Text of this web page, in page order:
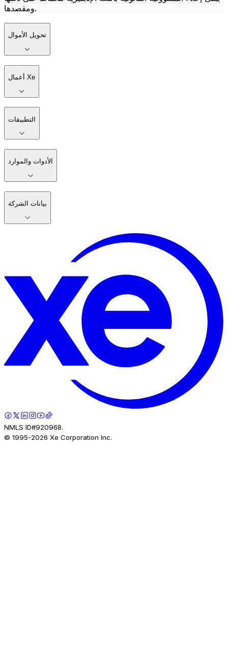
ومقصدها.
تحويل الأموال
أعمال Xe
التطبيقات
الأدوات والموارد
بيانات الشركة
NMLS ID#920968.
© 1995-2026 Xe Corporation Inc.